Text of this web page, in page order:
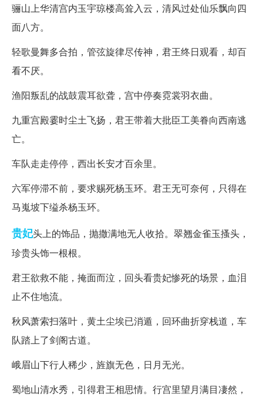
骊山上华清宫内玉宇琼楼高耸入云，清风过处仙乐飘向四
面八方。
轻歌曼舞多合拍，管弦旋律尽传神，君王终日观看，却百
看不厌。
渔阳叛乱的战鼓震耳欲聋，宫中停奏霓裳羽衣曲。
九重宫殿霎时尘土飞扬，君王带着大批臣工美眷向西南逃
亡。
车队走走停停，西出长安才百余里。
六军停滞不前，要求赐死杨玉环。君王无可奈何，只得在
马嵬坡下缢杀杨玉环。
贵妃头上的饰品，抛撒满地无人收拾。翠翘金雀玉搔头，
珍贵头饰一根根。
君王欲救不能，掩面而泣，回头看贵妃惨死的场景，血泪
止不住地流。
秋风萧索扫落叶，黄土尘埃已消遁，回环曲折穿栈道，车
队踏上了剑阁古道。
峨眉山下行人稀少，旌旗无色，日月无光。
蜀地山清水秀，引得君王相思情。行宫里望月满目凄然，